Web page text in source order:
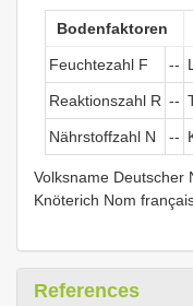
Bodenfaktoren
Feuchtezahl F --
Reaktionszahl R --
Nährstoffzahl N --
Volksname Deutscher
Knöterich Nom
References